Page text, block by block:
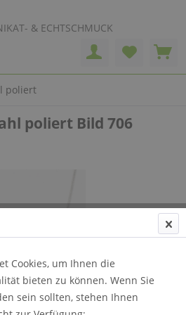
& ECHTSCHMUCK
poliert
poliert Bild 706
Cookies, um Ihnen die
bieten zu können. Wenn Sie
sein sollten, stehen Ihnen